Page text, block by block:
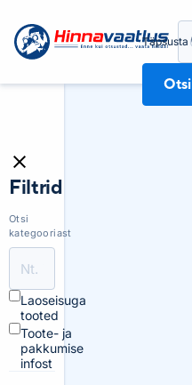
Täpsusta
Otsi
Filtrid
Otsi
kategooriast
Laoseisuga
tooted
Toote- ja
pakkumise
infost